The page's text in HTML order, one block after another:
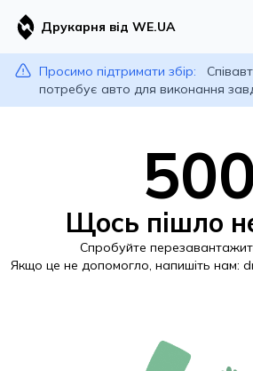
Друкарня від WE.UA
Просимо підтримати збір:
потребує авто для виконання
500
Щось пішло
Спробуйте
Якщо це не допомогло, напишіть нам: